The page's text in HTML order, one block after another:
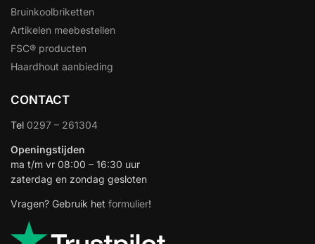
Bruinkoolbriketten
Artikelen meebestellen
FSC® producten
Haardhout aanbieding
CONTACT
Tel 0297 – 261304
Openingstijden
ma t/m vr 08:00 – 16:30 uur
zaterdag en zondag gesloten
Vragen? Gebruik het formulier!